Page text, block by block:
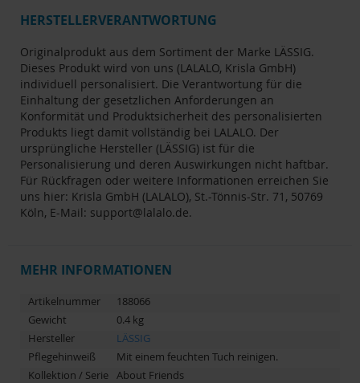
HERSTELLERVERANTWORTUNG
Originalprodukt aus dem Sortiment der Marke LÄSSIG.
Dieses Produkt wird von uns (LALALO, Krisla GmbH)
individuell personalisiert. Die Verantwortung für die
Einhaltung der gesetzlichen Anforderungen an
Konformität und Produktsicherheit des personalisierten
Produkts liegt damit vollständig bei LALALO. Der
ursprüngliche Hersteller (LÄSSIG) ist für die
Personalisierung und deren Auswirkungen nicht haftbar.
Für Rückfragen oder weitere Informationen erreichen Sie
uns hier: Krisla GmbH (LALALO), St.-Tönnis-Str. 71, 50769
Köln, E-Mail: support@lalalo.de.
MEHR INFORMATIONEN
Artikelnummer
188066
Gewicht
0.4 kg
Hersteller
LÄSSIG
Pflegehinweiß
Mit einem feuchten Tuch reinigen.
Kollektion / Serie About Friends